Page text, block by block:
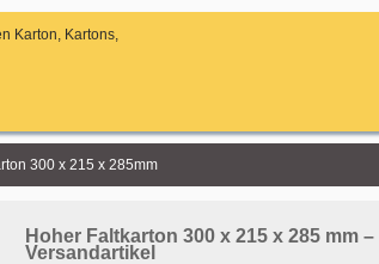
300 x 215 x 285mm
Hoher Faltkarton 300 x 215 x 285 mm
Versandartikel